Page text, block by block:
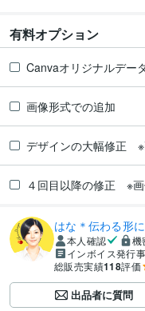
有料オプション
Canvaオリジナルデー
画像形式での追加
デザインの大幅修正 ※
４回目以降の修正 ※画
はな＊伝わる形
本人確認 機
インボイス発行
総販売実績118評価
出品者に質問